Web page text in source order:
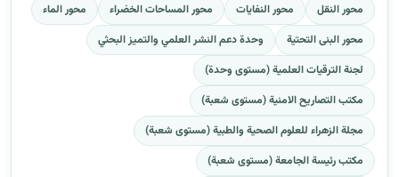
محور النقل محور النفايات محور المساحات الخضراء
محور الماء
محور البنى التحتية
وحدة دعم النشر العلمي والتميز البحثي
لجنة الترقيات العلمية (مستوى وحدة)
مكتب التصاريح الامنية (مستوى شعبة)
مجلة الزهراء للعلوم الصحية والطبية (مستوى شعبة)
مكتب رئيسة الجامعة (مستوى شعبة)